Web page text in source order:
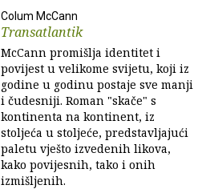
Colum McCann
Transatlantik
McCann promišlja identitet i
povijest u velikome svijetu, koji iz
godine u godinu postaje sve manji
i čudesniji. Roman "skače" s
kontinenta na kontinent, iz
stoljeća u stoljeće, predstavljajući
paletu vješto izvedenih likova,
kako povijesnih, tako i onih
izmišljenih.